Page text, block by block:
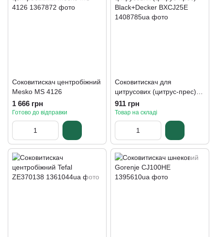
Соковитискач центробіжний
Mesko MS 4126
1 666 грн
Готово до відправки
Соковитискач для
цитрусових (цитрус-прес)
Black+Decker BXCJ25E
911 грн
Товар на складі